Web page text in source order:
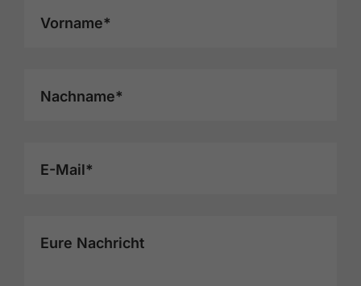
Vorname*
Nachname*
E-Mail*
Eure Nachricht